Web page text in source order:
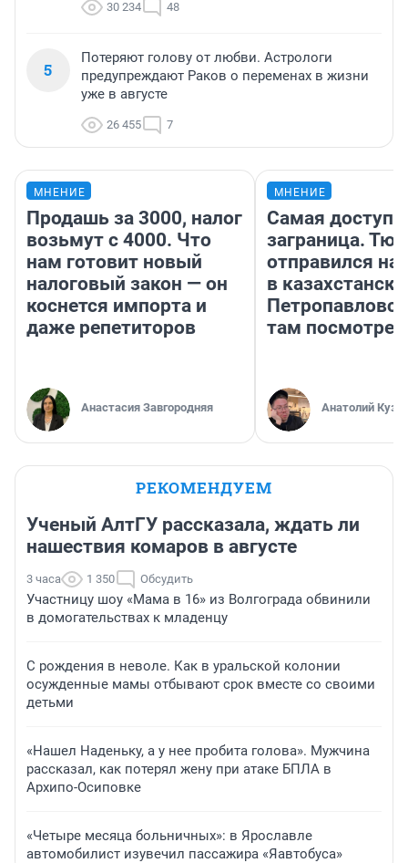
30 234 48
5
Потеряют голову от любви. Астрологи
предупреждают Раков о переменах в жизни
уже в августе
26 455 7
МНЕНИЕ
Продашь за 3000, налог
возьмут с 4000. Что
нам готовит новый
налоговый закон — он
коснется импорта и
даже репетиторов
Анастасия Завгородняя
МНЕНИЕ
Самая
заграница.
отправился
в
там
Анатолий
РЕКОМЕНДУЕМ
Ученый АлтГУ рассказала, ждать ли
нашествия комаров в августе
3 часа 1 350 Обсудить
Участницу шоу «Мама в 16» из Волгограда обвинили
в домогательствах к младенцу
С рождения в неволе. Как в уральской колонии
осужденные мамы отбывают срок вместе со своими
детьми
«Нашел Наденьку, а у нее пробита голова». Мужчина
рассказал, как потерял жену при атаке БПЛА в
Архипо-Осиповке
«Четыре месяца больничных»: в Ярославле
автомобилист изувечил пассажира «Яавтобуса»